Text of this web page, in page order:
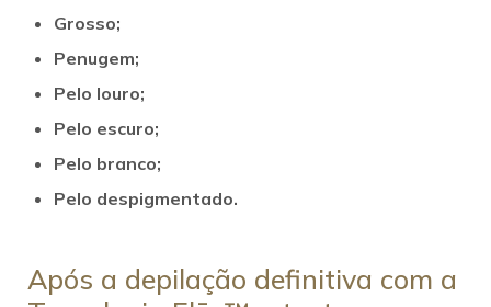
Grosso;
Penugem;
Pelo louro;
Pelo escuro;
Pelo branco;
Pelo despigmentado.
Após a depilação definitiva com a